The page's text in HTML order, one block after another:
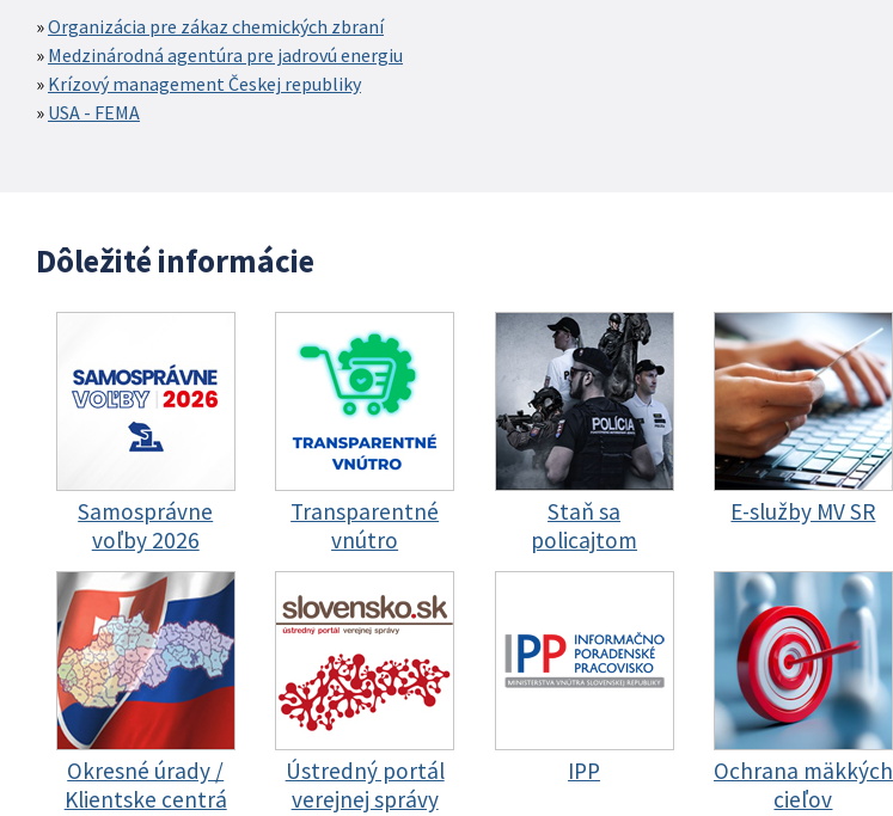
Organizácia pre zákaz chemických zbraní
Medzinárodná agentúra pre jadrovú energiu
Krízový management Českej republiky
USA - FEMA
Dôležité informácie
Samosprávne
voľby 2026
Transparentné
vnútro
Staň sa
policajtom
E-služby MV SR
Okresné úrady /
Klientske centrá
Ústredný portál
verejnej správy
IPP
Ochrana mäkkých
cieľov